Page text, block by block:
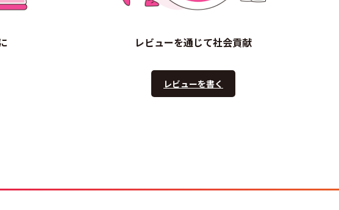
レビューを通じて社会貢献
レビューを書く